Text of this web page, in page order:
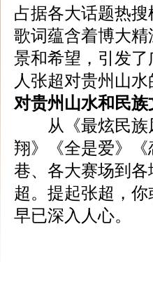
占据各大话题热
歌词蕴含着博大
景和希望，引发
人张超对贵州山
对贵州山水和民
从《最炫民族
翔》《全是爱》
巷、各大赛场到
超。提起张超，
早已深入人心。